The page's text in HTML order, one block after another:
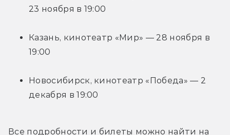
23 ноября в 19:00
Казань, кинотеатр «Мир» — 28 ноября в
19:00
Новосибирск, кинотеатр «Победа» — 2
декабря в 19:00
Все подробности и билеты можно найти на